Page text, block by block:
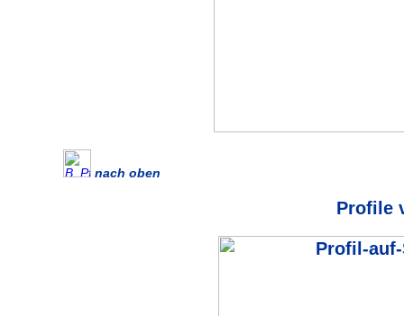
nach oben
Profile